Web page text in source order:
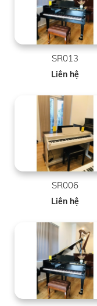
SR013
Liên hệ
SR006
Liên hệ